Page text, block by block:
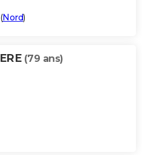
(Nord)
(79 ans)